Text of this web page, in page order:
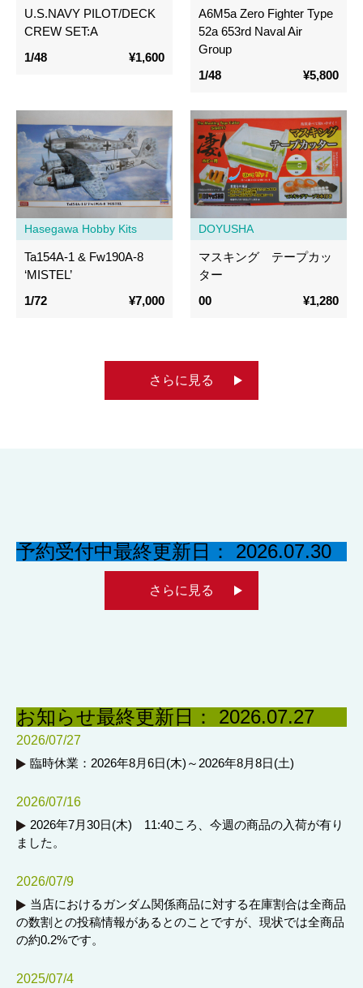
U.S.NAVY PILOT/DECK
CREW SET:A
1/48
¥1,600
A6M5a Zero Fighter Type
52a 653rd Naval Air
Group
1/48
¥5,800
Hasegawa Hobby Kits
Ta154A-1 & Fw190A-8
‘MISTEL’
1/72
¥7,000
DOYUSHA
マスキング テープカッ
ター
00
¥1,280
さらに見る
予約受付中最終更新日： 2026.07.30
さらに見る
お知らせ最終更新日： 2026.07.27
2026/07/27
臨時休業：2026年8月6日(木)～2026年8月8日(土)
2026/07/16
2026年7月30日(木) 11:40ころ、今週の商品の入荷が有り
ました。
2026/07/9
当店におけるガンダム関係商品に対する在庫割合は全商品
の数割との投稿情報があるとのことですが、現状では全商品
の約0.2%です。
2025/07/4